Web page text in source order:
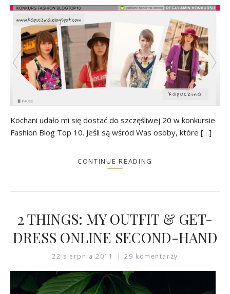
Kochani udało mi się dostać do szczęśliwej 20 w konkursie
Fashion Blog Top 10. Jeśli są wśród Was osoby, które […]
CONTINUE READING
2 THINGS: MY OUTFIT & GET-
DRESS ONLINE SECOND-HAND
22 sierpnia 2011 29 komentarzy